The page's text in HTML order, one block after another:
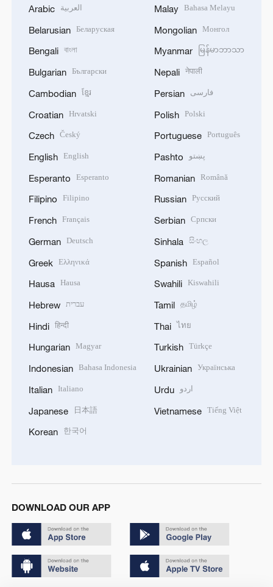
Arabic العربية
Belarusian Беларуская
Bengali বাংলা
Bulgarian Български
Cambodian ខ្មែរ
Croatian Hrvatski
Czech Český
English English
Esperanto Esperanto
Filipino Filipino
French Français
German Deutsch
Greek Ελληνικά
Hausa Hausa
Hebrew עברית
Hindi हिन्दी
Hungarian Magyar
Indonesian Bahasa Indonesia
Italian Italiano
Japanese 日本語
Korean 한국어
Malay Bahasa Melayu
Mongolian Монгол
Myanmar မြန်မာဘာသာ
Nepali नेपाली
Persian فارسی
Polish Polski
Portuguese Português
Pashto پښتو
Romanian Română
Russian Русский
Serbian Српски
Sinhala සිංහල
Spanish Español
Swahili Kiswahili
Tamil தமிழ்
Thai ไทย
Turkish Türkçe
Ukrainian Українська
Urdu اردو
Vietnamese Tiếng Việt
DOWNLOAD OUR APP